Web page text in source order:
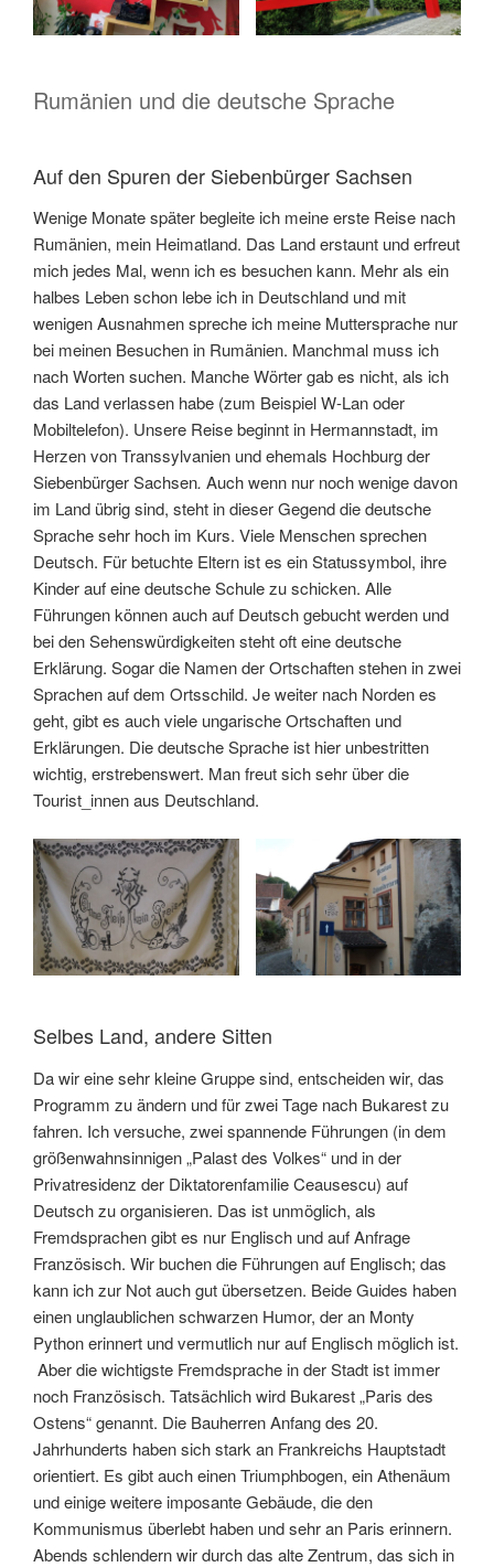
Rumänien und die deutsche Sprache
Auf den Spuren der Siebenbürger Sachsen
Wenige Monate später begleite ich meine erste Reise nach
Rumänien, mein Heimatland. Das Land erstaunt und erfreut
mich jedes Mal, wenn ich es besuchen kann. Mehr als ein
halbes Leben schon lebe ich in Deutschland und mit
wenigen Ausnahmen spreche ich meine Muttersprache nur
bei meinen Besuchen in Rumänien. Manchmal muss ich
nach Worten suchen. Manche Wörter gab es nicht, als ich
das Land verlassen habe (zum Beispiel W-Lan oder
Mobiltelefon). Unsere Reise beginnt in Hermannstadt, im
Herzen von Transsylvanien und ehemals Hochburg der
Siebenbürger Sachsen. Auch wenn nur noch wenige davon
im Land übrig sind, steht in dieser Gegend die deutsche
Sprache sehr hoch im Kurs. Viele Menschen sprechen
Deutsch. Für betuchte Eltern ist es ein Statussymbol, ihre
Kinder auf eine deutsche Schule zu schicken. Alle
Führungen können auch auf Deutsch gebucht werden und
bei den Sehenswürdigkeiten steht oft eine deutsche
Erklärung. Sogar die Namen der Ortschaften stehen in zwei
Sprachen auf dem Ortsschild. Je weiter nach Norden es
geht, gibt es auch viele ungarische Ortschaften und
Erklärungen. Die deutsche Sprache ist hier unbestritten
wichtig, erstrebenswert. Man freut sich sehr über die
Tourist_innen aus Deutschland.
Selbes Land, andere Sitten
Da wir eine sehr kleine Gruppe sind, entscheiden wir, das
Programm zu ändern und für zwei Tage nach Bukarest zu
fahren. Ich versuche, zwei spannende Führungen (in dem
größenwahnsinnigen „Palast des Volkes“ und in der
Privatresidenz der Diktatorenfamilie Ceausescu) auf
Deutsch zu organisieren. Das ist unmöglich, als
Fremdsprachen gibt es nur Englisch und auf Anfrage
Französisch. Wir buchen die Führungen auf Englisch; das
kann ich zur Not auch gut übersetzen. Beide Guides haben
einen unglaublichen schwarzen Humor, der an Monty
Python erinnert und vermutlich nur auf Englisch möglich ist.
Aber die wichtigste Fremdsprache in der Stadt ist immer
noch Französisch. Tatsächlich wird Bukarest „Paris des
Ostens“ genannt. Die Bauherren Anfang des 20.
Jahrhunderts haben sich stark an Frankreichs Hauptstadt
orientiert. Es gibt auch einen Triumphbogen, ein Athenäum
und einige weitere imposante Gebäude, die den
Kommunismus überlebt haben und sehr an Paris erinnern.
Abends schlendern wir durch das alte Zentrum, das sich in